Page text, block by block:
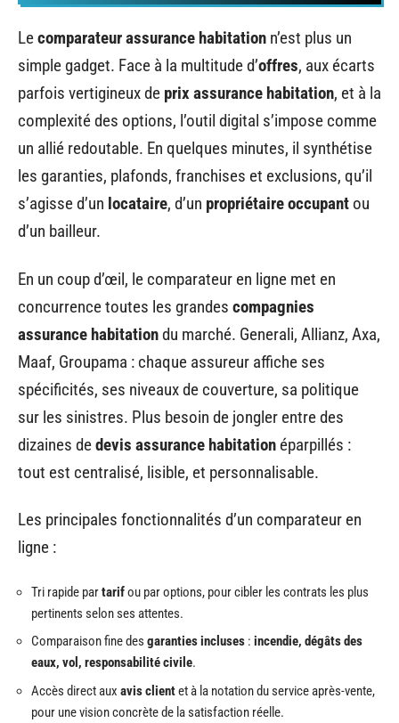
Lecomparateur assurance habitation n’est plus un
simple gadget. Face à la multitude d’offres, aux écarts
parfois vertigineux de prix assurance habitation, et à la
complexité des options, l’outil digital s’impose comme
un allié redoutable. En quelques minutes, il synthétise
les garanties, plafonds, franchises et exclusions, qu’il
s’agisse d’un locataire, d’un propriétaire occupant ou
d’un bailleur.
En un coup d’œil, le comparateur en ligne met en
concurrence toutes les grandes compagnies
assurance habitationdu marché. Generali, Allianz, Axa,
Maaf, Groupama : chaque assureur affiche ses
spécificités, ses niveaux de couverture, sa politique
sur les sinistres. Plus besoin de jongler entre des
dizaines dedevis assurance habitation éparpillés :
tout est centralisé, lisible, et personnalisable.
Les principales fonctionnalités d’un comparateur en
ligne :
Tri rapide partarifou par options, pour cibler les contrats les plus
pertinents selon ses attentes.
Comparaison fine des garanties incluses : incendie, dégâts des
eaux, vol, responsabilité civile.
Accès direct aux avis clientet à la notation du service après-vente,
pour une vision concrète de la satisfaction réelle.